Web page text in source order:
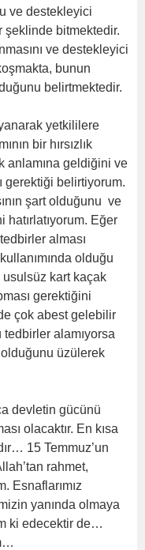
ve destekleyici
şeklinde bitmektedir.
ve destekleyici
bunun
belirtmektedir.
yetkililere
bir hırsızlık
anlamına geldiğini ve
gerektiği belirtiyorum.
şart olduğunu ve
Eğer
alması
olduğu
kart kaçak
gerektiğini
çok abest gelebilir
tedbirler alamıyorsa
üzülerek
devletin gücünü
olacaktır. En kısa
15 Temmuz’un
rahmet,
Esnaflarımız
yanında olmaya
ki edecektir de…